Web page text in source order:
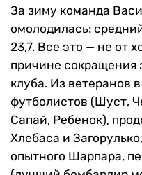
За зиму команда
омолодилась:
23,7. Все это — не от
причине сокращения
клуба. Из ветеранов
футболистов (Шуст,
Сапай, Ребенок),
Хлебаса и
опытного Шарпара,